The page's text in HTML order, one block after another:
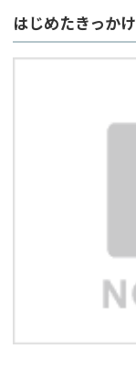
はじめたきっかけ